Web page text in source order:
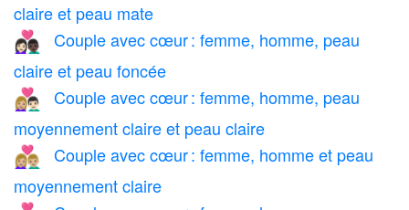
claire et peau mate
👩🏻‍❤️‍👨🏿
Couple avec cœur : femme, homme, peau
claire et peau foncée
👩🏼‍❤️‍👨🏻
Couple avec cœur : femme, homme, peau
moyennement claire et peau claire
👩🏼‍❤️‍👨🏼
Couple avec cœur : femme, homme et peau
moyennement claire